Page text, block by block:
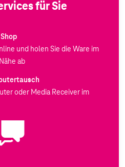
für Sie
und holen Sie die Ware im
ab
oder Media Receiver im